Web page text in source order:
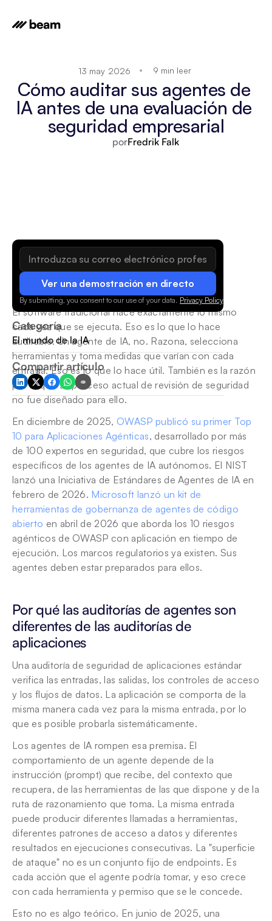
13 may 2026 9 min leer
Cómo auditar sus agentes de
IA antes de una evaluación de
seguridad empresarial
porFredrik Falk
Ver una demostración en directo
By submitting, you consent to our use of your data. Privacy Policy.
Categoría
El mundo de la IA
Compartir artículo
El software tradicional hace exactamente lo mismo
cada vez que se ejecuta. Eso es lo que lo hace
auditable. Un agente de IA, no. Razona, selecciona
herramientas y toma medidas que varían con cada
entrada. Eso es lo que lo hace útil. También es la razón
por la que su proceso actual de revisión de seguridad
no fue diseñado para ello.
En diciembre de 2025, OWASP publicó su primer Top
10 para Aplicaciones Agénticas, desarrollado por más
de 100 expertos en seguridad, que cubre los riesgos
específicos de los agentes de IA autónomos. El NIST
lanzó una Iniciativa de Estándares de Agentes de IA en
febrero de 2026. Microsoft lanzó un kit de
herramientas de gobernanza de agentes de código
abierto en abril de 2026 que aborda los 10 riesgos
agénticos de OWASP con aplicación en tiempo de
ejecución. Los marcos regulatorios ya existen. Sus
agentes deben estar preparados para ellos.
Por qué las auditorías de agentes son
diferentes de las auditorías de
aplicaciones
Una auditoría de seguridad de aplicaciones estándar
verifica las entradas, las salidas, los controles de acceso
y los flujos de datos. La aplicación se comporta de la
misma manera cada vez para la misma entrada, por lo
que es posible probarla sistemáticamente.
Los agentes de IA rompen esa premisa. El
comportamiento de un agente depende de la
instrucción (prompt) que recibe, del contexto que
recupera, de las herramientas de las que dispone y de la
ruta de razonamiento que toma. La misma entrada
puede producir diferentes llamadas a herramientas,
diferentes patrones de acceso a datos y diferentes
resultados en ejecuciones consecutivas. La "superficie
de ataque" no es un conjunto fijo de endpoints. Es
cada acción que el agente podría tomar, y eso crece
con cada herramienta y permiso que se le concede.
Esto no es algo teórico. En junio de 2025, una